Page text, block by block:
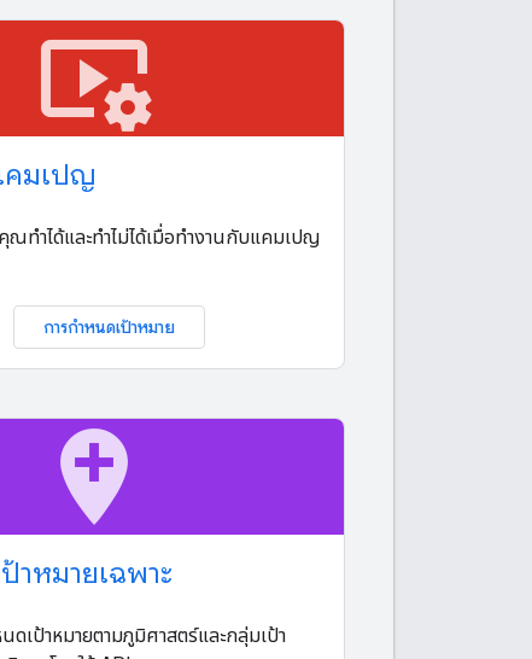
video_settings
คมเปญ
ณทำได้และทำไม่ได้เมื่อทำงานกับแคมเปญ
การกำหนดเป้าหมาย
add_location
าหมายเฉพาะ
ดเป้าหมายตามภูมิศาสตร์และกลุ่มเป้า